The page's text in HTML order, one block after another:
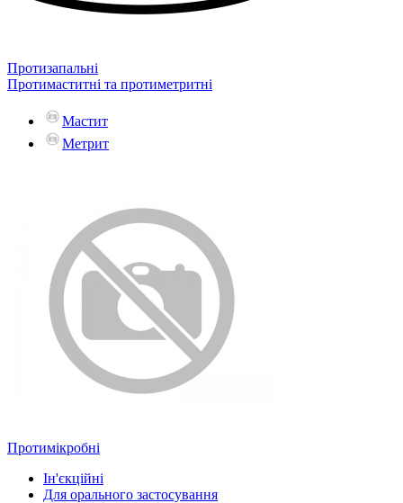
Протизапальні
Протимаститні та протиметритні
Мастит
Метрит
Протимікробні
Ін'єкційні
Для орального застосування